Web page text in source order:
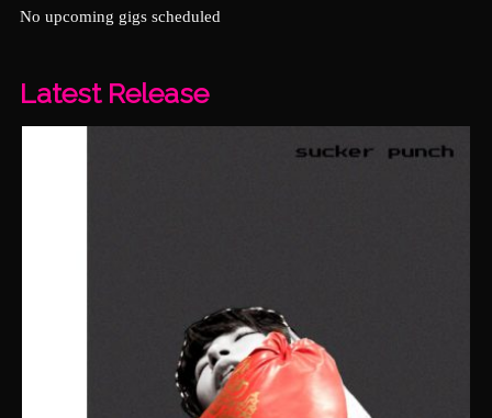
No upcoming gigs scheduled
Latest Release